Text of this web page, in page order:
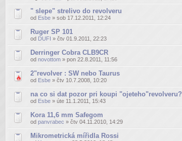
" slepe" strelivo do revolveru
od Esbe » sob 17.12.2011, 12:24
Ruger SP 101
od DUFI » čtv 01.9.2011, 22:23
Derringer Cobra CLB9CR
od novottom » pon 22.8.2011, 11:56
2"revolver : SW nebo Taurus
od Esbe » čtv 10.7.2008, 10:20
na co si dat pozor pri koupi "ojeteho"revolveru?
od Esbe » úte 11.1.2011, 15:43
Kora 11,6 mm Safegom
od panvrabec » čtv 04.11.2010, 14:29
Mikrometrická mířidla Rossi